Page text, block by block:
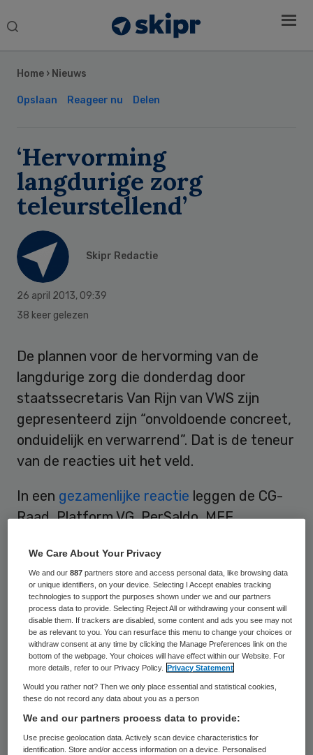
Search
Home › Nieuws
Opslaan Reageer nu Delen
‘Hervorming
langdurige zorg
teleurstellend’
Skipr Redactie
26 april 2013, 09:39
38 keer gelezen
De plannen voor de hervorming van de
langdurige zorg die donderdag door
staatssecretaris Van Rijn van VWS zijn
gepresenteerd zijn “onvoldoende concreet,
onduidelijk en verwarrend”. Dat is de teneur
van de reacties uit het veld.
In een gezamenlijke reactie leggen de CG-
Raad, Platform VG, PerSaldo, MEE
onzekere gevolgen van de
hervormingsplannen.“Er is nog steeds geen
zekerheid of meer dan een miljoen mensen
straks de begeleiding en verzorging krijgen
die ze nodig hebben”, aldus de betrokken
organisaties. Daarbij voorzien de partijen
nog steeds koopkrachteffecten tot
honderden euro’s per maand bij mensen met
een beperking.
Sidebar
We Care About Your Privacy
We and our887 partners store and access personal data, like browsing data
or unique identifiers, on your device. Selecting I Accept enables tracking
technologies to support the purposes shown under we and our partners
process data to provide. Selecting Reject All or withdrawing your consent will
disable them. If trackers are disabled, some content and ads you see may not
be as relevant to you. You can resurface this menu to change your choices or
withdraw consent at any time by clicking the Manage Preferences link on the
bottom of the webpage. Your choices will have effect within our Website. For
more details, refer to our Privacy Policy.
Privacy Statement
Would you rather not? Then we only place essential and statistical cookies,
these do not record any data about you as a person
We and our partners process data to provide:
Use precise geolocation data. Actively scan device characteristics for
identification. Store and/or access information on a device. Personalised